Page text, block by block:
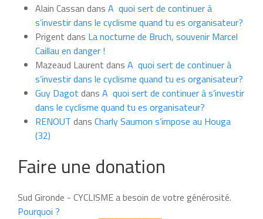
moisAlain Cassan dans A quoi sert de continuer à
s’investir dans le cyclisme quand tu es organisateur?
Prigent dans La nocturne de Bruch, souvenir Marcel
Caillau en danger !
Mazeaud Laurent dans A quoi sert de continuer à
s’investir dans le cyclisme quand tu es organisateur?
Guy Dagot dans A quoi sert de continuer à s’investir
dans le cyclisme quand tu es organisateur?
RENOUT dans Charly Saumon s’impose au Houga
(32)
Faire une donation
Sud Gironde - CYCLISME a besoin de votre générosité.
Pourquoi ?